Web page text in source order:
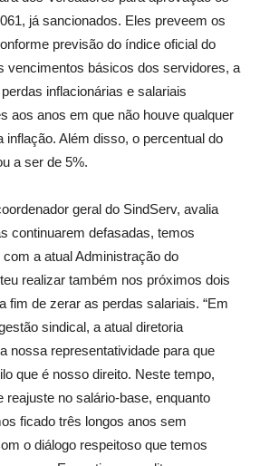
já sancionados. Eles preveem os
previsão do índice oficial do
vencimentos básicos dos servidores, a
inflacionárias e salariais
aos anos em que não houve qualquer
inflação. Além disso, o percentual do
a ser de 5%.
geral do SindServ, avalia
continuarem defasadas, temos
a atual Administração do
realizar também nos próximos dois
fim de zerar as perdas salariais. “Em
sindical, a atual diretoria
nossa representatividade para que
que é nosso direito. Neste tempo,
reajuste no salário-base, enquanto
ficado três longos anos sem
o diálogo respeitoso que temos